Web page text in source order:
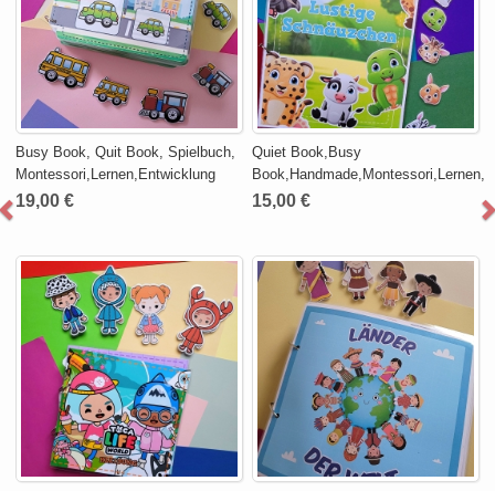
Busy Book, Quit Book, Spielbuch,
Montessori,Lernen,Entwicklung
19,00 €
Quiet Book,Busy
15,00 €